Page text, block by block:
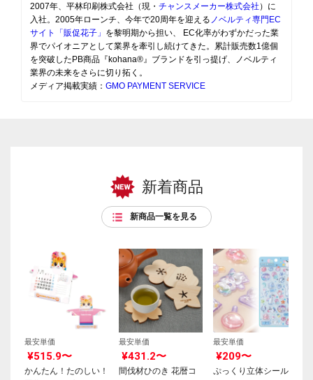
2007年、平林印刷株式会社（現・ チャンスメーカー株式会社 ）に
入社。2005年ローンチ、今年で20周年を迎える ノベルティ専門EC
サイト「販促花子」 を黎明期から担い、 EC化率がわずかだった業
界でパイオニアとして業界を牽引し続けてきた。累計販売数1億個
を突破したPB商品『kohana®』ブランドを引っ提げ、ノベルティ
業界の未来をさらに切り拓く。
メディア掲載実績： GMO PAYMENT SERVICE
新着商品
新商品一覧を見る
最安単価
¥515.9〜
かんたん！たのしい！
最安単価
¥431.2〜
間伐材ひのき 花暦コ
最安単価
¥209〜
ぷっくり立体シール